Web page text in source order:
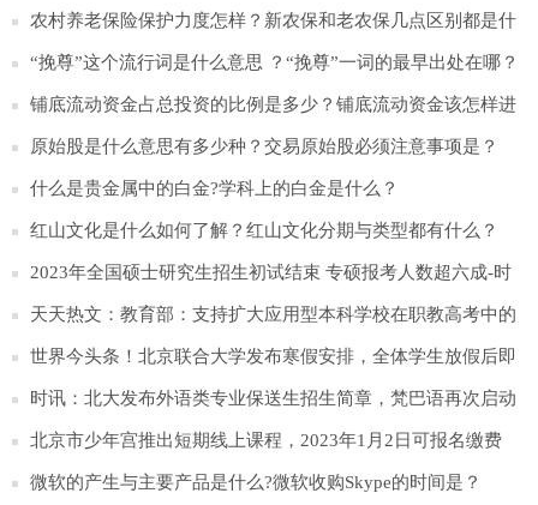
牌吗？
农村养老保险保护力度怎样？新农保和老农保几点区别都是什
么？
“挽尊”这个流行词是什么意思 ？“挽尊”一词的最早出处在哪？
铺底流动资金占总投资的比例是多少？铺底流动资金该怎样进
行理解？
原始股是什么意思有多少种？交易原始股必须注意事项是？
什么是贵金属中的白金?学科上的白金是什么？
红山文化是什么如何了解？红山文化分期与类型都有什么？
2023年全国硕士研究生招生初试结束 专硕报考人数超六成-时
快讯
天天热文：教育部：支持扩大应用型本科学校在职教高考中的
招生规模
世界今头条！北京联合大学发布寒假安排，全体学生放假后即
离校返家
时讯：北大发布外语类专业保送生招生简章，梵巴语再次启动
招生
北京市少年宫推出短期线上课程，2023年1月2日可报名缴费
微软的产生与主要产品是什么?微软收购Skype的时间是？